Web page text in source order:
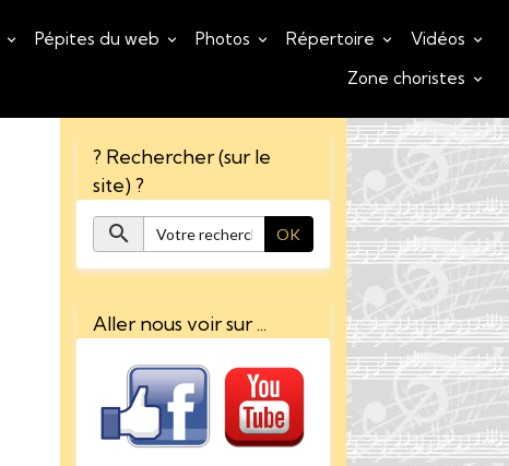
Pépites du web Photos Répertoire
Vidéos
Zone choristes
? Rechercher (sur le
site) ?
OK
Aller nous voir sur ...